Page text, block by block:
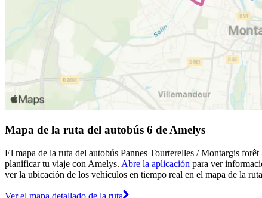
Mapa de la ruta del autobús 6 de Amelys
El mapa de la ruta del autobús Pannes Tourterelles / Montargis
planificar tu viaje con Amelys. Abre la aplicación para ver
ver la ubicación de los vehículos en tiempo real en el mapa de la
Ver el mapa detallado de la ruta